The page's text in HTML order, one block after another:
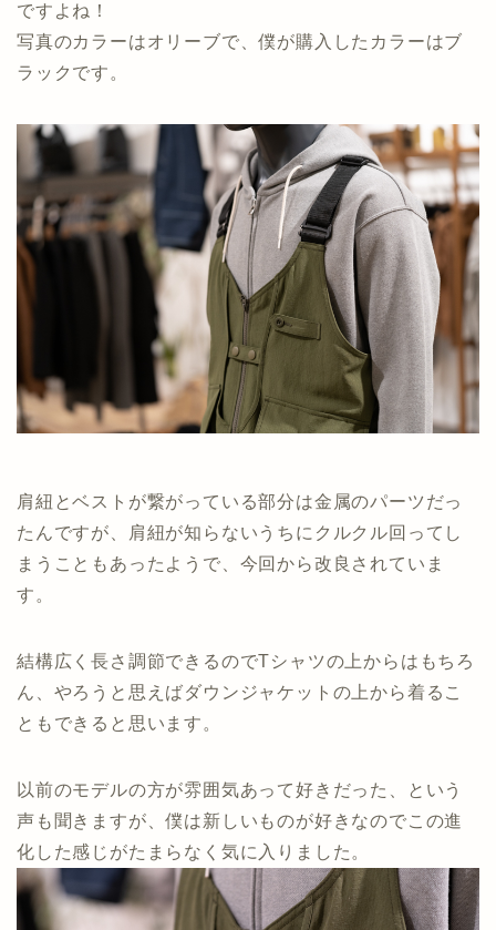
ですよね！
写真のカラーはオリーブで、僕が購入したカラーはブ
ラックです。
肩紐とベストが繋がっている部分は金属のパーツだっ
たんですが、肩紐が知らないうちにクルクル回ってし
まうこともあったようで、今回から改良されていま
す。
結構広く長さ調節できるのでTシャツの上からはもちろ
ん、やろうと思えばダウンジャケットの上から着るこ
ともできると思います。
以前のモデルの方が雰囲気あって好きだった、という
声も聞きますが、僕は新しいものが好きなのでこの進
化した感じがたまらなく気に入りました。